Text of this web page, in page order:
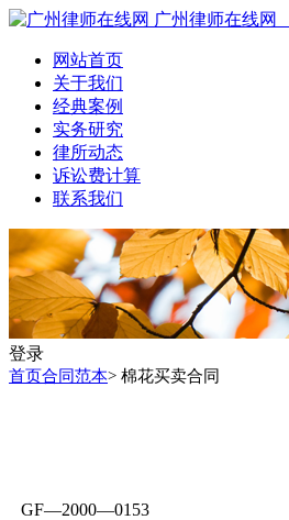
广州律师在线网
网站首页
关于我们
经典案例
实务研究
律所动态
诉讼费计算
联系我们
登录
首页合同范本> 棉花买卖合同
GF—2000—0153